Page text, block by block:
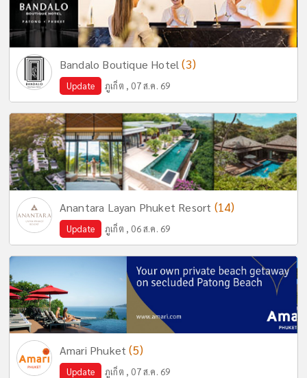
Bandalo Boutique Hotel(3)
Update ภูเก็ต , 07 ส.ค. 69
Anantara Layan Phuket Resort (14)
Update ภูเก็ต , 06 ส.ค. 69
Amari Phuket(5)
Update ภูเก็ต , 07 ส.ค. 69